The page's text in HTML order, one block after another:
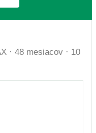
· 48 mesiacov · 10